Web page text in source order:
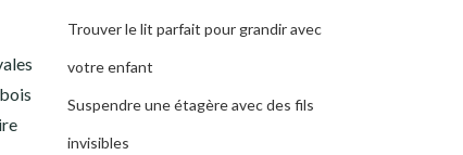
Trouver le lit parfait pour grandir avec
votre enfant
Suspendre une étagère avec des fils
invisibles